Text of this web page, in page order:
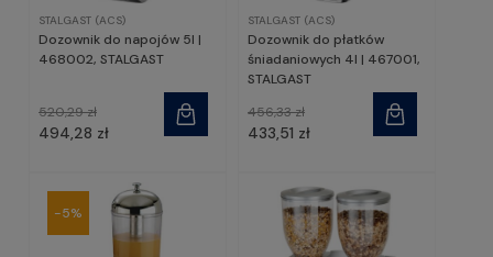
STALGAST (ACS)
Dozownik do napojów 5l |
468002, STALGAST
494,28 zł
520,29 zł
STALGAST (ACS)
Dozownik do płatków
śniadaniowych 4l | 467001,
STALGAST
433,51 zł
456,33 zł
-5%